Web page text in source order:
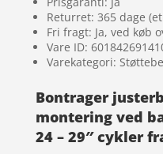
Returret: 365 dage
Fri fragt: Ja, ved køb
Vare ID:
Varekategori:
Bontrager
montering ved
24 – 29″ cykler